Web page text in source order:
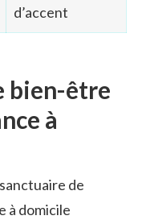
d’accent
bien-être
à
de
à domicile